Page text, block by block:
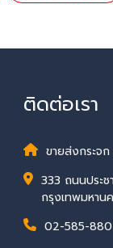
ติดต่อเรา
ขายส่งกระจ
333 ถนนประ
กรุงเทพมหาน
02-585-